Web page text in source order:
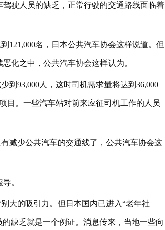
驶人员的缺乏，正常行驶的交通路线面临着
121,000名，日本公共汽车协会这样说道。但
化之中，公共汽车协会这样认为。
到93,000人，这时司机需求量将达到36,000
目。一些汽车站对前来应征司机工作的人员
减少公共汽车的交通线了，公共汽车协会这
。
大的吸引力。但日本国内已进入“老年社
缺乏就是一个例证。消息传来，当地一些向